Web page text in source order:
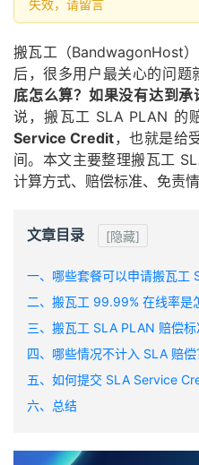
失效，请留言
搬瓦工（BandwagonHost
后，很多用户最关心的问题
底怎么算？如果没有达到承
说，搬瓦工 SLA PLAN 的
Service Credit，也就是给
间。本文主要整理搬瓦工
计算方式、赔偿标准、免责
文章目录 [隐藏]
一、哪些套餐可以申请搬瓦工
二、搬瓦工 99.99% 在线率是
三、搬瓦工 SLA PLAN 赔偿标
四、哪些情况不计入 SLA 赔偿
五、如何提交 SLA Service
六、总结